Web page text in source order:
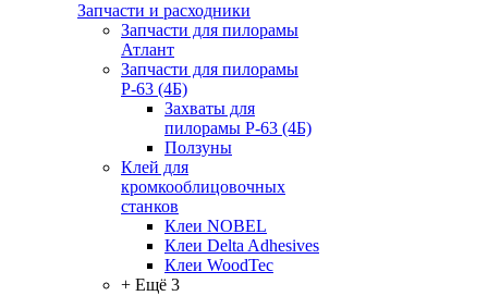
Запчасти и расходники
Запчасти для пилорамы
Атлант
Запчасти для пилорамы
Р-63 (4Б)
Захваты для
пилорамы Р-63 (4Б)
Ползуны
Клей для
кромкооблицовочных
станков
Клеи NOBEL
Клеи Delta Adhesives
Клеи WoodTec
+ Ещё 3